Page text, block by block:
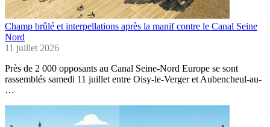
Champ brûlé et interpellations après la manif contre le Canal Seine
Nord
11 juillet 2026
Près de 2 000 opposants au Canal Seine-Nord Europe se sont
rassemblés samedi 11 juillet entre Oisy-le-Verger et Aubencheul-au-
…